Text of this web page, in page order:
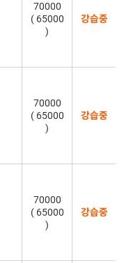
70000
( 65000
)
강습중
70000
( 65000
)
강습중
70000
( 65000
)
강습중